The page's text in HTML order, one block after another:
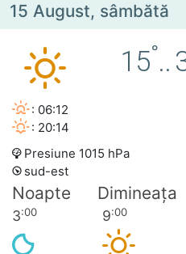
15 August, sâmbătă
15°..
: 06:12
: 20:14
Presiune 1015 hPa
sud-est
Noapte Dimineața
3:00 9:00